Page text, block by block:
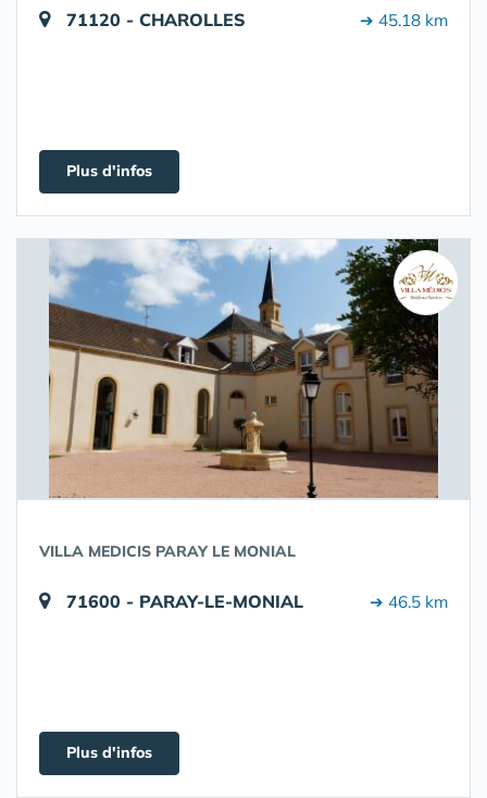
71120 - CHAROLLES ➔ 45.18 km
Plus d'infos
VILLA MEDICIS PARAY LE MONIAL
71600 - PARAY-LE-MONIAL ➔ 46.5 km
Plus d'infos